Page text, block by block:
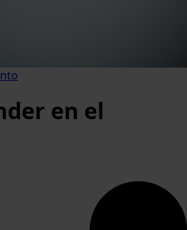
en el